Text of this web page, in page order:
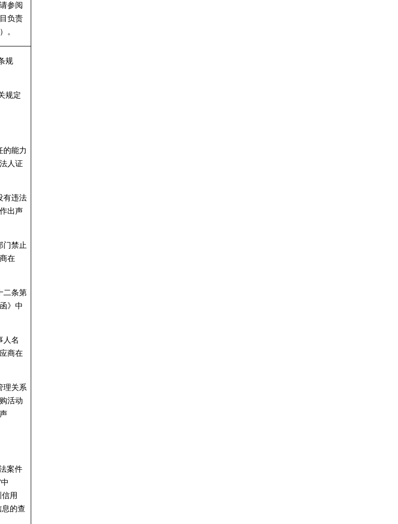
参阅
负责
。
规
规定
的能力
人证
有违法
出声
门禁止
在
二条第
》中
人名
商在
理关系
活动
案件
用
息的查